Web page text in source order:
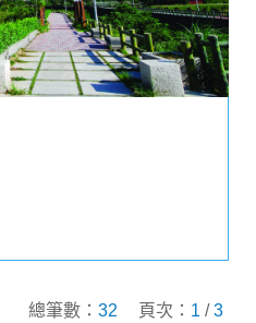
總筆數： 32 頁次： 1 /3